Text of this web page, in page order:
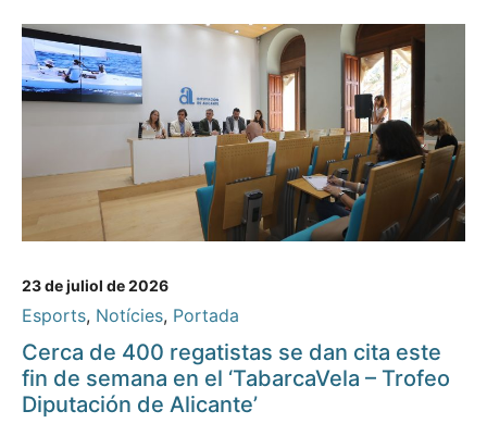
23 de juliol de 2026
Esports, Notícies, Portada
Cerca de 400 regatistas se dan cita este
fin de semana en el ‘TabarcaVela – Trofeo
Diputación de Alicante’